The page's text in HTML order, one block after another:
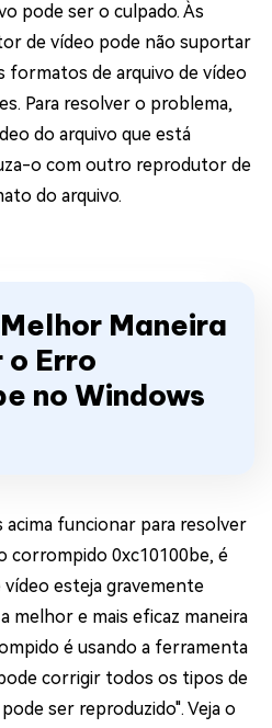
pode ser o culpado. Às
de vídeo pode não suportar
formatos de arquivo de vídeo
Para resolver o problema,
do arquivo que está
o com outro reprodutor de
do arquivo.
Maneira
Erro
no Windows
funcionar para resolver
corrompido 0xc10100be, é
vídeo esteja gravemente
melhor e mais eficaz maneira
é usando a ferramenta
corrigir todos os tipos de
ser reproduzido". Veja o